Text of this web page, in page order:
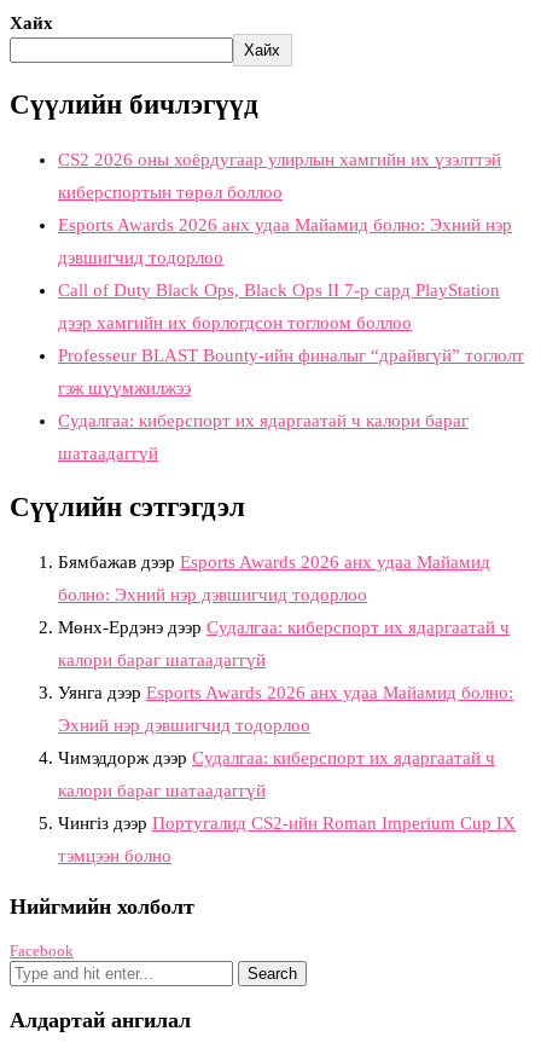
Хайх
Хайх
Сүүлийн бичлэгүүд
CS2 2026 оны хоёрдугаар улирлын хамгийн их үзэлттэй
киберспортын төрөл боллоо
Esports Awards 2026 анх удаа Майамид болно: Эхний нэр
дэвшигчид тодорлоо
Call of Duty Black Ops, Black Ops II 7-р сард PlayStation
дээр хамгийн их борлогдсон тоглоом боллоо
Professeur BLAST Bounty-ийн финалыг “драйвгүй” тоглолт
гэж шүүмжилжээ
Судалгаа: киберспорт их ядаргаатай ч калори бараг
шатаадаггүй
Сүүлийн сэтгэгдэл
Бямбажав дээр Esports Awards 2026 анх удаа Майамид
болно: Эхний нэр дэвшигчид тодорлоо
Мөнх-Ердэнэ дээр Судалгаа: киберспорт их ядаргаатай ч
калори бараг шатаадаггүй
Уянга дээр Esports Awards 2026 анх удаа Майамид болно:
Эхний нэр дэвшигчид тодорлоо
Чимэддорж дээр Судалгаа: киберспорт их ядаргаатай ч
калори бараг шатаадаггүй
Чингіз дээр Португалид CS2-ийн Roman Imperium Cup IX
тэмцээн болно
Нийгмийн холболт
Facebook
Алдартай ангилал